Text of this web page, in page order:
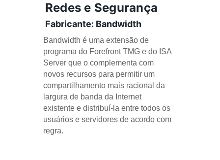
Redes e Segurança
Fabricante: Bandwidth
Bandwidth é uma extensão de
programa do Forefront TMG e do ISA
Server que o complementa com
novos recursos para permitir um
compartilhamento mais racional da
largura de banda da Internet
existente e distribuí-la entre todos os
usuários e servidores de acordo com
regra.